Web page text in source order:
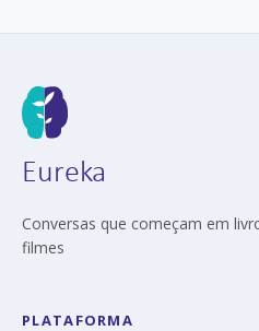
Eureka
Conversas que começam em
filmes
PLATAFORMA